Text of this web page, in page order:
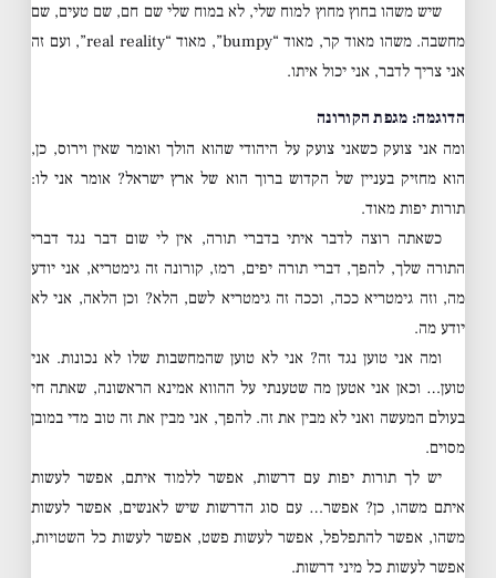
שיש משהו בחוץ מחוץ למוח שלי, לא במוח שלי שם חם, שם טעים, שם
מחשבה. משהו מאוד קר, מאוד “bumpy”, מאוד “real reality”, ועם זה
אני צריך לדבר, אני יכול איתו.
הדוגמה: מגפת הקורונה
ומה אני צועק כשאני צועק על היהודי שהוא הולך ואומר שאין וירוס, כן,
הוא מחזיק בעניין של הקדוש ברוך הוא של ארץ ישראל? אומר אני לו:
תורות יפות מאוד.
כשאתה רוצה לדבר איתי בדברי תורה, אין לי שום דבר נגד דברי
התורה שלך, להפך, דברי תורה יפים, רמז, קורונה זה גימטריא, אני יודע
מה, וזה גימטריא ככה, וככה זה גימטריא לשם, הלא? וכן הלאה, אני לא
יודע מה.
ומה אני טוען נגד זה? אני לא טוען שהמחשבות שלו לא נכונות. אני
טוען… וכאן אני אטען מה שטענתי על ההווא אמינא הראשונה, שאתה חי
בעולם המעשה ואני לא מבין את זה. להפך, אני מבין את זה טוב מדי במובן
מסוים.
יש לך תורות יפות עם דרשות, אפשר ללמוד איתם, אפשר לעשות
איתם משהו, כן? אפשר… עם סוג הדרשות שיש לאנשים, אפשר לעשות
משהו, אפשר להתפלפל, אפשר לעשות פשט, אפשר לעשות כל השטויות,
אפשר לעשות כל מיני דרשות.